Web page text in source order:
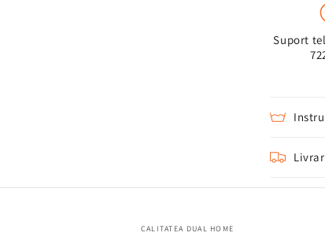
Suport
CALITATEA DUAL HOME